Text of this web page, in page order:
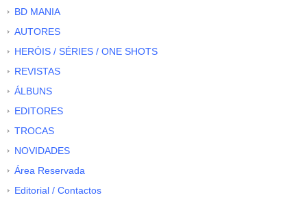
BD MANIA
AUTORES
HERÓIS / SÉRIES / ONE SHOTS
REVISTAS
ÁLBUNS
EDITORES
TROCAS
NOVIDADES
Área Reservada
Editorial / Contactos